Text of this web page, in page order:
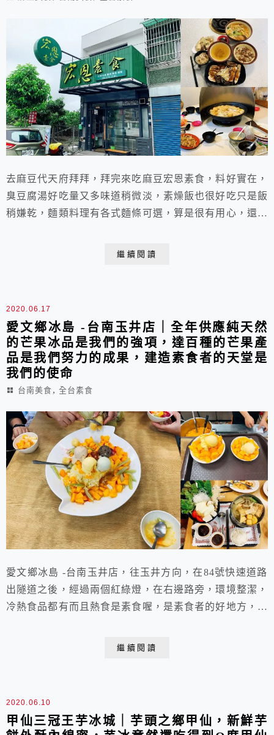
去麻豆代天府拜拜，拜完來吃麻豆宏恩素食，料好實在，
臭豆腐湯好吃量又多味道稍微淡，素燥飯也很好吃只是飯
稍嫌乾，麵類料理有各式麵條可選，算是很有用心，還有
繼續閱讀
2020.06.17
愛文鄉冰島 -台南玉井店｜全年供應純天然
的芒果冰品是我們的強項，達百種的芒果產
品是我們努力的成果，建造素食者的天堂是
我們的使命
台南美食 , 全台素食
愛文鄉冰島 -台南玉井店，往玉井方向，在84號快速道路
出隧道之後，經過兩個紅綠燈，在右邊路旁，環境整潔，
冷熱食品都有而且熱食是素食喔，是素食者的好地方，價
繼續閱讀
2020.06.10
甲仙三冠王芋冰城｜芋頭之鄉甲仙，新鮮芋